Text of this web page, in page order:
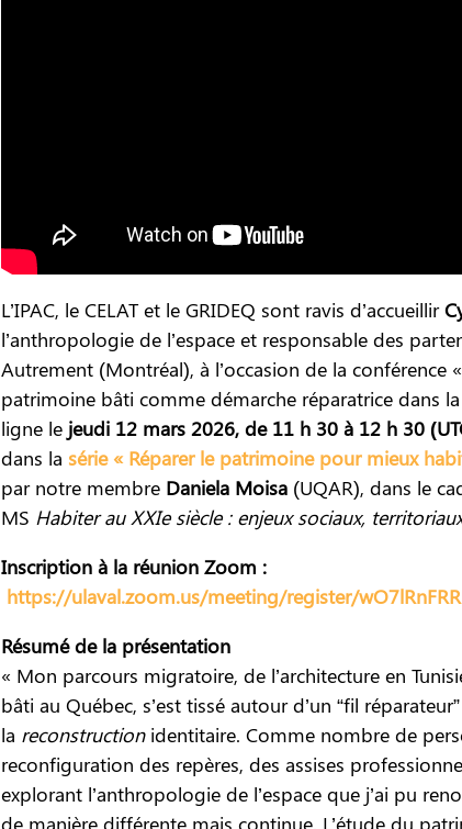
L’IPAC, le CELAT et le GRIDEQ sont ravis d’accueillir
l’anthropologie de l’espace et responsable des
Autrement (Montréal), à l’occasion de la conférence
patrimoine bâti comme démarche réparatrice dans
ligne lejeudi 12 mars 2026, de 11 h 30 à 12 h 30
dans la série « Réparer le patrimoine pour mieux
par notre membre Daniela Moisa(UQAR), dans le
MS Habiter au XXIe siècle : enjeux sociaux,
Inscription à la réunion Zoom :
https://ulaval.zoom.us/meeting/register/
Résumé de la présentation
« Mon parcours migratoire, de l’architecture en
bâti au Québec, s’est tissé autour d’un “fil
la reconstructionidentitaire. Comme nombre de
reconfiguration des repères, des assises
explorant l’anthropologie de l’espace que j’ai pu
de manière différente mais continue. L’étude du